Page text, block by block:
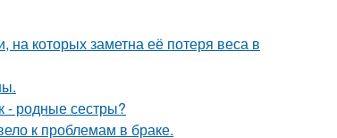
которых заметна её потеря веса в
- родные сестры?
к проблемам в браке.